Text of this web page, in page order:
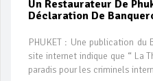
Un Restaurateur De
Déclaration De
PHUKET : Une publication
site internet indique que “ La
paradis pour les criminels